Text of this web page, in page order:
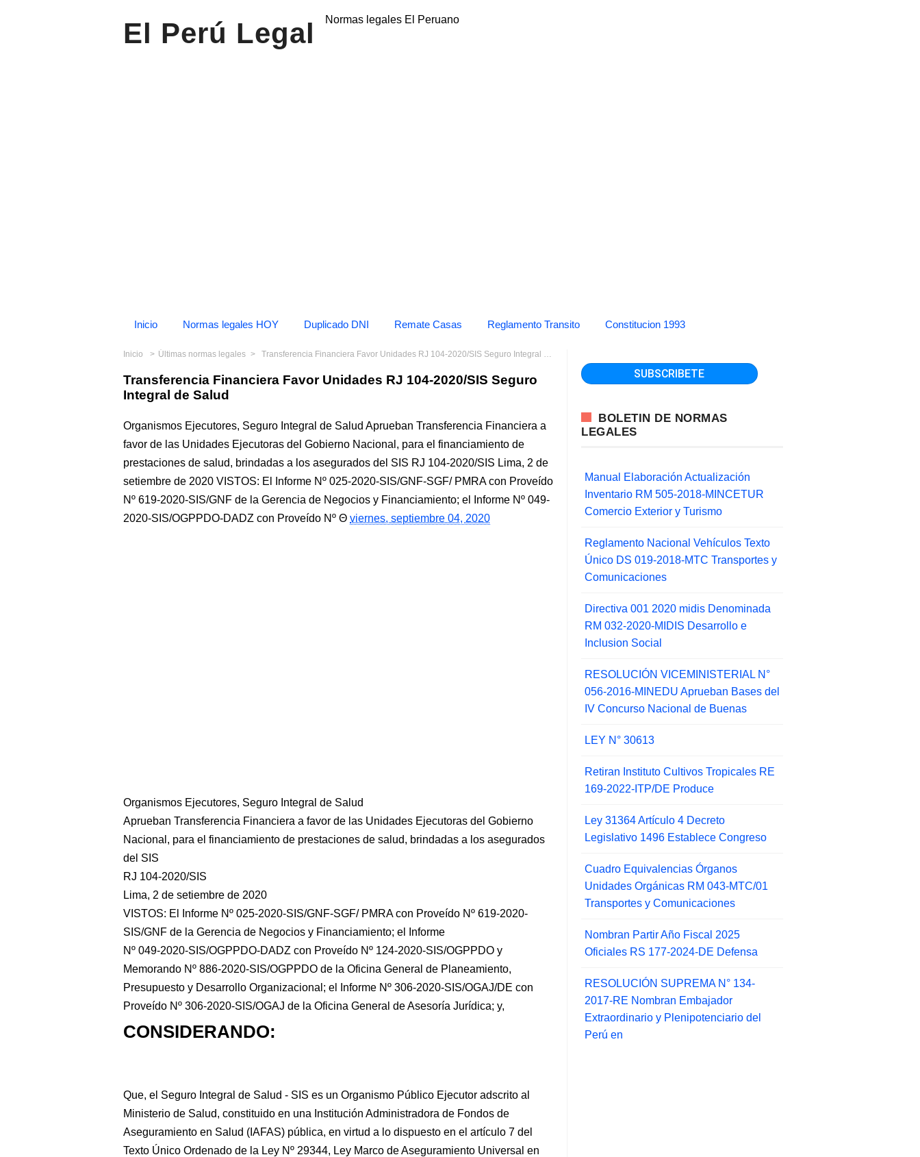
El Perú Legal Normas legales El Peruano
Inicio Normas legales HOY Duplicado DNI Remate Casas Reglamento Transito Constitucion 1993
Inicio Últimas normas legales Transferencia Financiera Favor Unidades RJ 104-2020/SIS Seguro Integral de Salud
Transferencia Financiera Favor Unidades RJ 104-2020/SIS Seguro
Integral de Salud
Organismos Ejecutores, Seguro Integral de Salud Aprueban Transferencia Financiera a
favor de las Unidades Ejecutoras del Gobierno Nacional, para el financiamiento de
prestaciones de salud, brindadas a los asegurados del SIS RJ 104-2020/SIS Lima, 2 de
setiembre de 2020 VISTOS: El Informe Nº 025-2020-SIS/GNF-SGF/ PMRA con Proveído
Nº 619-2020-SIS/GNF de la Gerencia de Negocios y Financiamiento; el Informe Nº 049-
2020-SIS/OGPPDO-DADZ con Proveído Nº
viernes, septiembre 04, 2020
Organismos Ejecutores, Seguro Integral de Salud
Aprueban Transferencia Financiera a favor de las Unidades Ejecutoras del Gobierno
Nacional, para el financiamiento de prestaciones de salud, brindadas a los asegurados
del SIS
RJ 104-2020/SIS
Lima, 2 de setiembre de 2020
VISTOS: El Informe Nº 025-2020-SIS/GNF-SGF/ PMRA con Proveído Nº 619-2020-
SIS/GNF de la Gerencia de Negocios y Financiamiento; el Informe
Nº 049-2020-SIS/OGPPDO-DADZ con Proveído Nº 124-2020-SIS/OGPPDO y
Memorando Nº 886-2020-SIS/OGPPDO de la Oficina General de Planeamiento,
Presupuesto y Desarrollo Organizacional; el Informe Nº 306-2020-SIS/OGAJ/DE con
Proveído Nº 306-2020-SIS/OGAJ de la Oficina General de Asesoría Jurídica; y,
CONSIDERANDO:
Que, el Seguro Integral de Salud - SIS es un Organismo Público Ejecutor adscrito al
Ministerio de Salud, constituido en una Institución Administradora de Fondos de
Aseguramiento en Salud (IAFAS) pública, en virtud a lo dispuesto en el artículo 7 del
Texto Único Ordenado de la Ley Nº 29344, Ley Marco de Aseguramiento Universal en
BOLETIN DE NORMAS
LEGALES
Manual Elaboración Actualización
Inventario RM 505-2018-MINCETUR
Comercio Exterior y Turismo
Reglamento Nacional Vehículos Texto
Único DS 019-2018-MTC Transportes y
Comunicaciones
Directiva 001 2020 midis Denominada
RM 032-2020-MIDIS Desarrollo e
Inclusion Social
RESOLUCIÓN VICEMINISTERIAL N°
056-2016-MINEDU Aprueban Bases del
IV Concurso Nacional de Buenas
LEY N° 30613
Retiran Instituto Cultivos Tropicales RE
169-2022-ITP/DE Produce
Ley 31364 Artículo 4 Decreto
Legislativo 1496 Establece Congreso
Cuadro Equivalencias Órganos
Unidades Orgánicas RM 043-MTC/01
Transportes y Comunicaciones
Nombran Partir Año Fiscal 2025
Oficiales RS 177-2024-DE Defensa
RESOLUCIÓN SUPREMA N° 134-
2017-RE Nombran Embajador
Extraordinario y Plenipotenciario del
Perú en